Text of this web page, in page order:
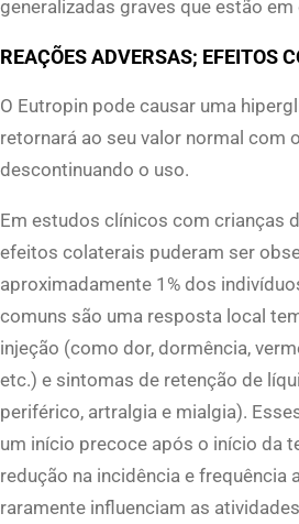
n
t
i
t
generalizadas graves que estão
REAÇÕES ADVERSAS; EFEITOS
O Eutropin pode causar uma
retornará ao seu valor normal com
descontinuando o uso.
Em estudos clínicos com crianças
efeitos colaterais puderam ser
aproximadamente 1% dos
comuns são uma resposta local
injeção (como dor, dormência,
etc.) e sintomas de retenção de
periférico, artralgia e mialgia).
um início precoce após o início da
redução na incidência e frequência
raramente influenciam as